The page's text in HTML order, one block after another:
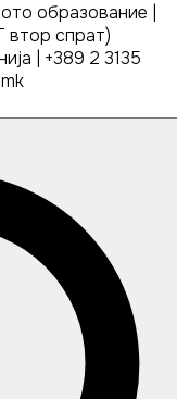
образование |
втор спрат)
| +389 2 3135